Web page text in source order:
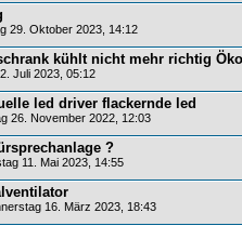
29. Oktober 2023, 14:12
kühlt nicht mehr richtig
Juli 2023, 05:12
led driver flackernde led
26. November 2022, 12:03
?
11. Mai 2023, 14:55
16. März 2023, 18:43